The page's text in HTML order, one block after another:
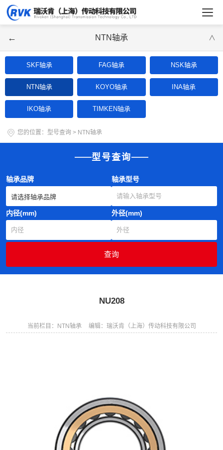
← NTN轴承 ∨
SKF轴承 FAG轴承 NSK轴承
NTN轴承 KOYO轴承 INA轴承
IKO轴承 TIMKEN轴承
您的位置： 型号查询 > NTN轴承
型号查询
轴承品牌 轴承型号
内径(mm) 外径(mm)
NU208
当前栏目：NTN轴承 编辑：瑞沃肯（上海）传动科技有限公司